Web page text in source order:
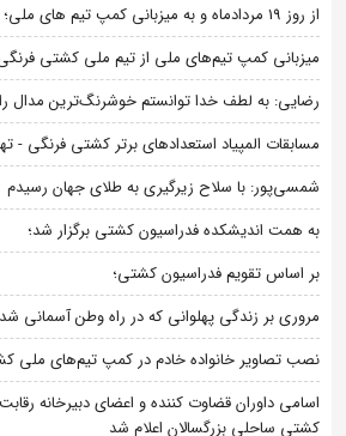
از روز 19 مردادماه و به میزبانی کمپ تیم های ملی؛
میزبانی کمپ تیم‌های ملی از تیم ملی کشتی فرنگی
رضایی: به لطف خدا توانستم خوشرنگ‌ترین مدال
مسابقات المپیاد استعدادهای برتر کشتی فرنگی -
شمسی‌پور: با سلاح زیرگیری به طلای جهان رسیدم
به همت اندیشکده فدراسیون کشتی برگزار شد؛
بر اساس تقویم فدراسیون کشتی؛
مروری بر زندگی پهلوانی که در راه وطن آسمانی
نصب تصاویر خانواده خادم در کمپ تیم‌های ملی
اسامی داوران قضاوت کننده و اعضای دبیرخانه
کشتی ساحلی بزرگسالان اعلام شد